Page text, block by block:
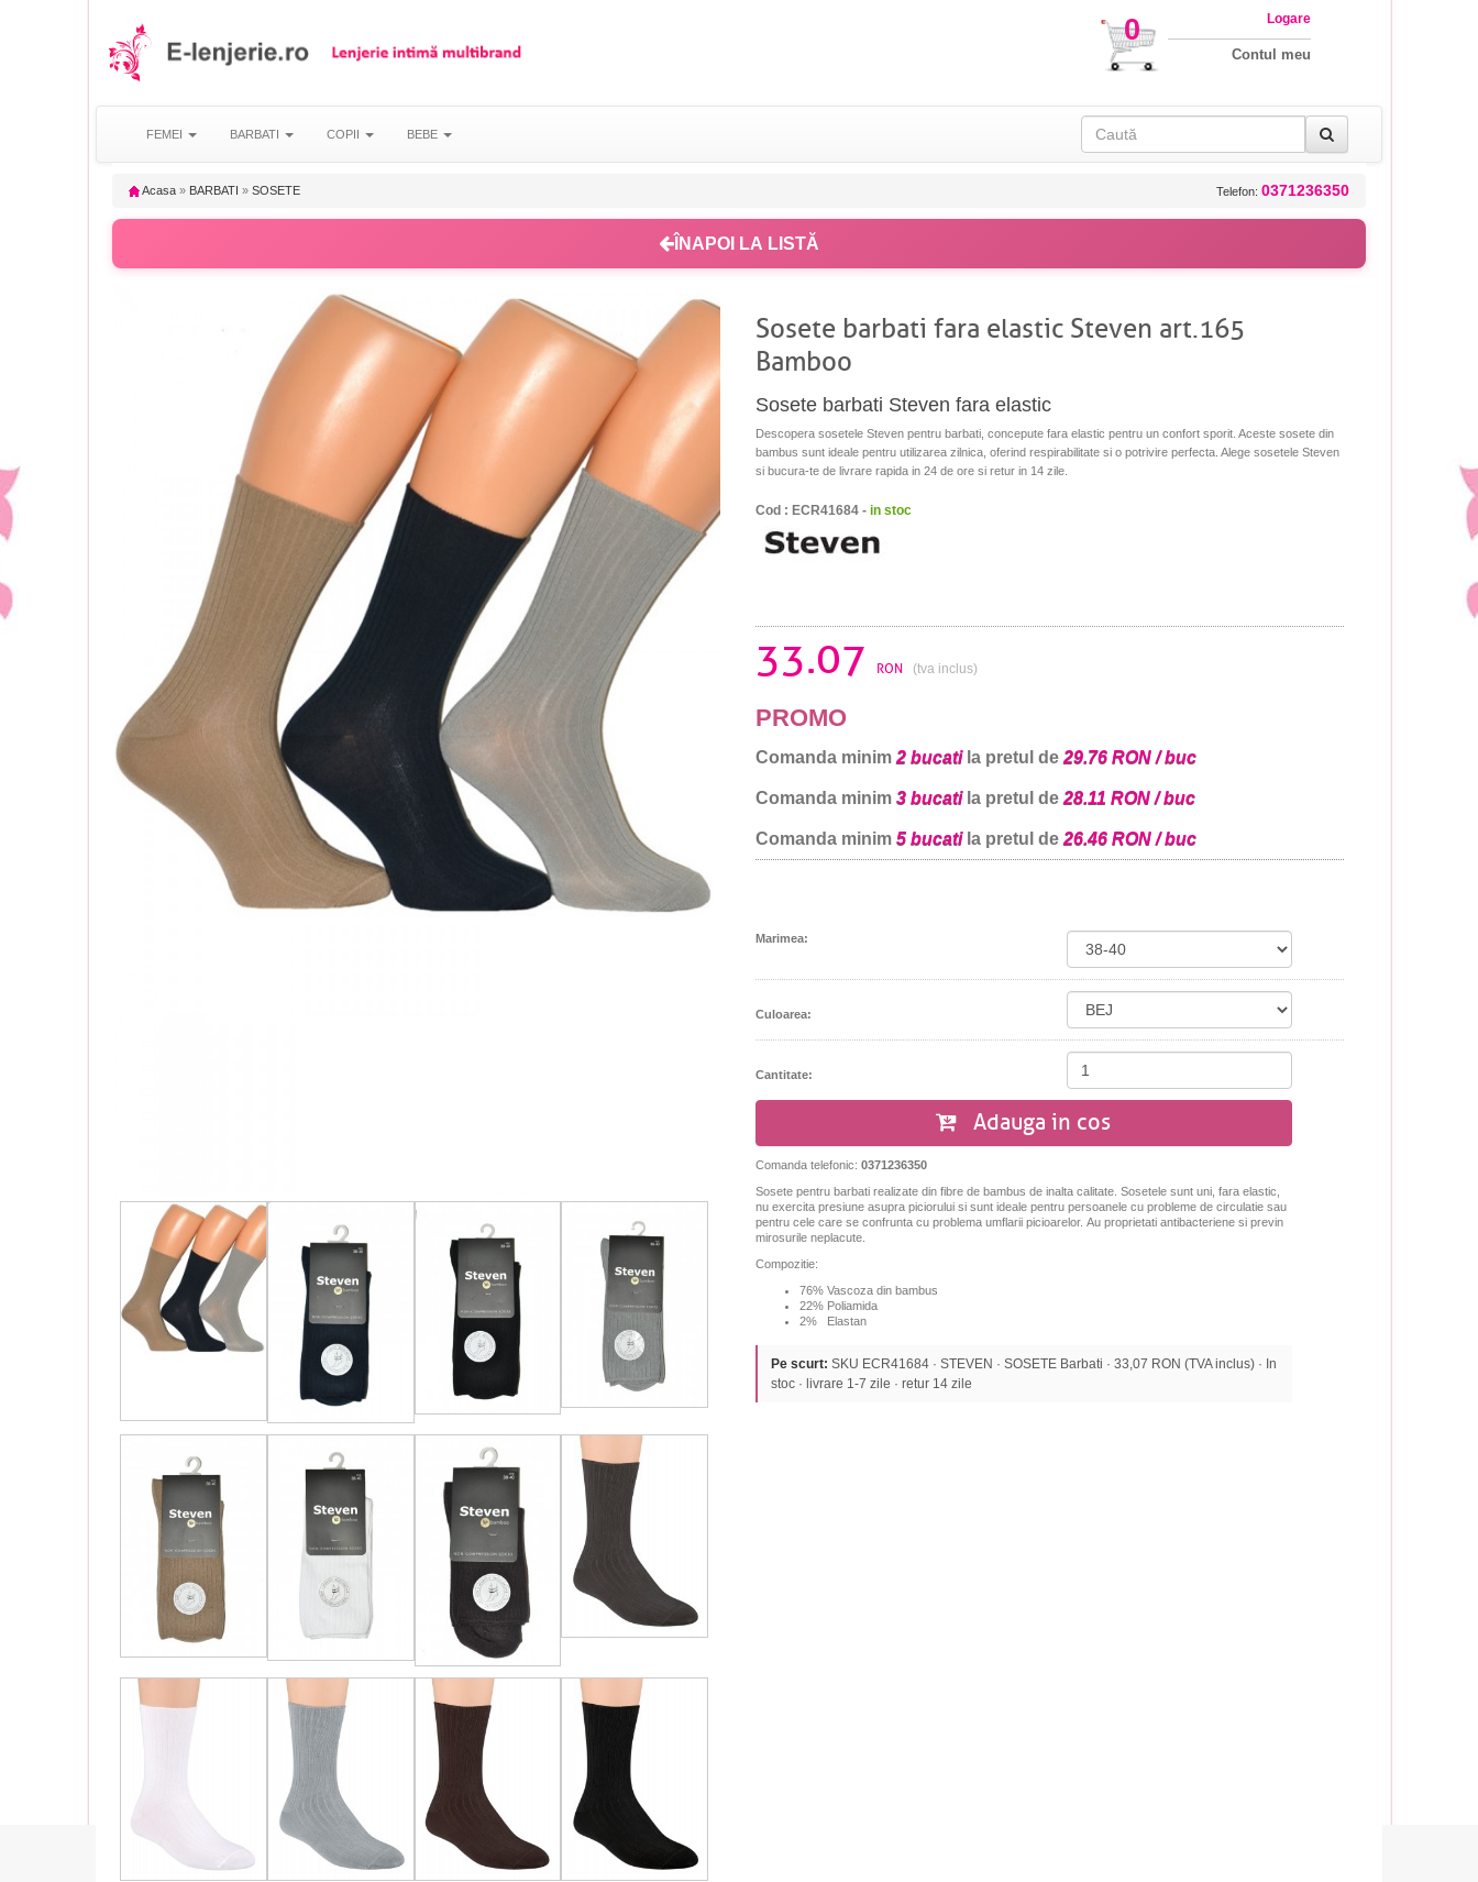
0 Logare
Contul meu
FEMEI BARBATI COPII BEBE
Acasa » BARBATI » SOSETE Telefon: 0371236350
ÎNAPOI LA LISTĂ
Sosete barbati fara elastic Steven art.165
Bamboo
Sosete barbati Steven fara elastic
Descopera sosetele Steven pentru barbati, concepute fara elastic pentru un confort sporit. Aceste sosete din
bambus sunt ideale pentru utilizarea zilnica, oferind respirabilitate si o potrivire perfecta. Alege sosetele Steven
si bucura-te de livrare rapida in 24 de ore si retur in 14 zile.
Cod : ECR41684 - in stoc
33.07 RON (tva inclus)
PROMO
Comanda minim 2 bucatila pretul de 29.76 RON / buc
Comanda minim 3 bucatila pretul de 28.11 RON / buc
Comanda minim 5 bucatila pretul de 26.46 RON / buc
Marimea:
Culoarea:
Cantitate:
Adauga in cos
Comanda telefonic: 0371236350
Sosete pentru barbati realizate din fibre de bambus de inalta calitate. Sosetele sunt uni, fara elastic,
nu exercita presiune asupra piciorului si sunt ideale pentru persoanele cu probleme de circulatie sau
pentru cele care se confrunta cu problema umflarii picioarelor. Au proprietati antibacteriene si previn
mirosurile neplacute.
Compozitie:
76% Vascoza din bambus
22% Poliamida
2% Elastan
Pe scurt: SKU ECR41684 · STEVEN · SOSETE Barbati · 33,07 RON (TVA inclus) · In
stoc · livrare 1-7 zile · retur 14 zile